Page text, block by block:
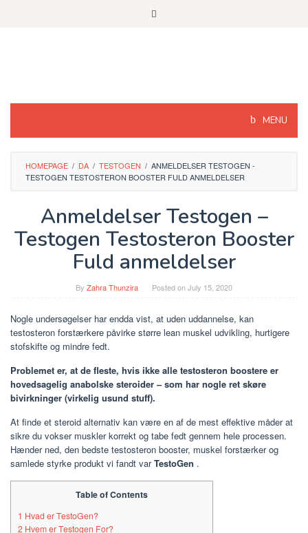
MENU
HOMEPAGE / DA / TESTOGEN / ANMELDELSER TESTOGEN -
TESTOGEN TESTOSTERON BOOSTER FULD ANMELDELSER
Anmeldelser Testogen –
Testogen Testosteron Booster
Fuld anmeldelser
By Zahra Thunzira Posted onJuly 15, 2020
Nogle undersøgelser har endda vist, at uden uddannelse, kan
testosteron forstærkere påvirke større lean muskel udvikling, hurtigere
stofskifte og mindre fedt.
Problemet er, at de fleste, hvis ikke alle testosteron boostere er
hovedsagelig anabolske steroider – som har nogle ret skøre
bivirkninger (virkelig usund stuff).
At finde et steroid alternativ kan være en af de mest effektive måder at
sikre du vokser muskler korrekt og tabe fedt gennem hele processen.
Hænder ned, den bedste testosteron booster, muskel forstærker og
samlede styrke produkt vi fandt varTestoGen .
Table of Contents
1 Hvad er TestoGen?
2 Hvem er Testogen For?